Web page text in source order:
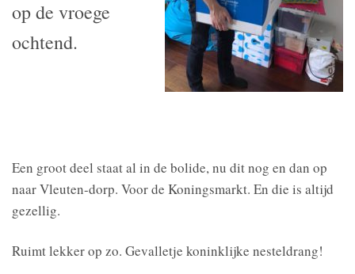
op de vroege
ochtend.
Een groot deel staat al in de bolide, nu dit nog en dan op
naar Vleuten-dorp. Voor de Koningsmarkt. En die is altijd
gezellig.
Ruimt lekker op zo. Gevalletje koninklijke nesteldrang!